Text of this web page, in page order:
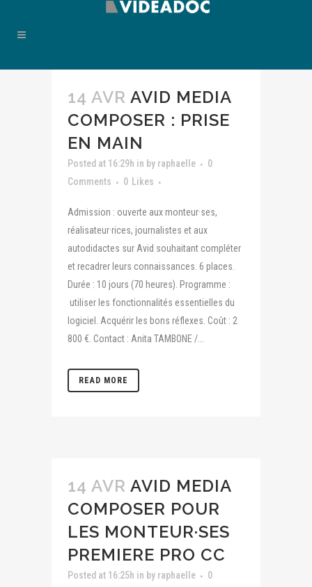
14 AVR AVID MEDIA
COMPOSER : PRISE
EN MAIN
Posted at 16:29h in by raphaelle
0
Comments
0 Likes
Admission : ouverte aux monteur·ses,
réalisateur·rices, journalistes et aux
autodidactes sur Avid souhaitant compléter
et recadrer leurs connaissances. 6 places.
Durée : 10 jours (70 heures). Programme :
utiliser les fonctionnalités essentielles du
logiciel. Acquérir les bons réflexes. Coût : 2
800 €. Contact : Anita TAMBONE /...
READ MORE
14 AVR AVID MEDIA
COMPOSER POUR
LES MONTEUR·SES
PREMIERE PRO CC
Posted at 16:25h in by raphaelle
0